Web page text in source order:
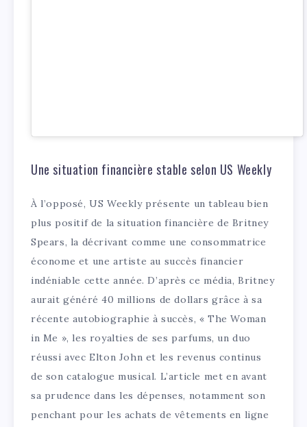
Une situation financière stable selon US Weekly
À l’opposé, US Weekly présente un tableau bien
plus positif de la situation financière de Britney
Spears, la décrivant comme une consommatrice
économe et une artiste au succès financier
indéniable cette année. D’après ce média, Britney
aurait généré 40 millions de dollars grâce à sa
récente autobiographie à succès, « The Woman
in Me », les royalties de ses parfums, un duo
réussi avec Elton John et les revenus continus
de son catalogue musical. L’article met en avant
sa prudence dans les dépenses, notamment son
penchant pour les achats de vêtements en ligne